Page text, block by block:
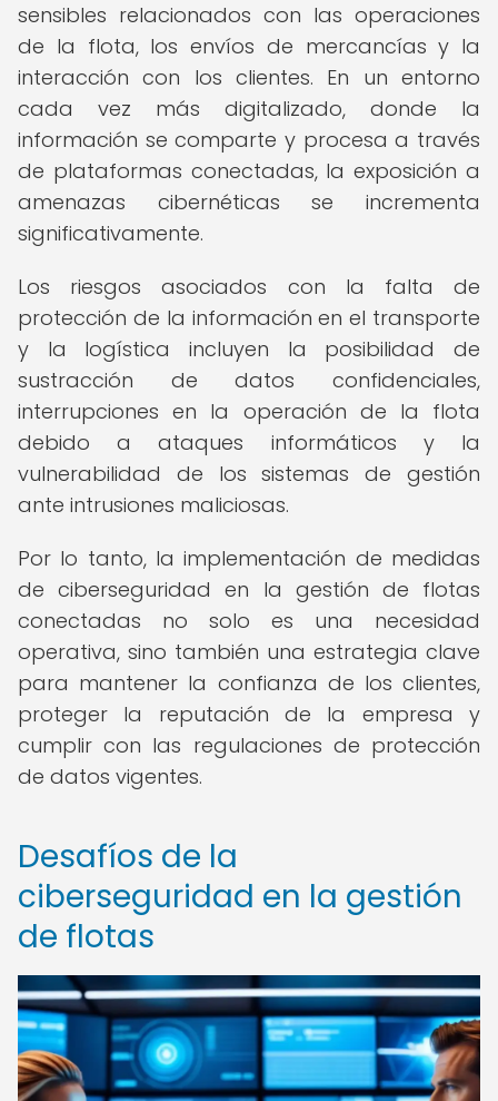
sensibles relacionados con las operaciones
de la flota, los envíos de mercancías y la
interacción con los clientes. En un entorno
cada vez más digitalizado, donde la
información se comparte y procesa a través
de plataformas conectadas, la exposición a
amenazas cibernéticas se incrementa
significativamente.
Los riesgos asociados con la falta de
protección de la información en el transporte
y la logística incluyen la posibilidad de
sustracción de datos confidenciales,
interrupciones en la operación de la flota
debido a ataques informáticos y la
vulnerabilidad de los sistemas de gestión
ante intrusiones maliciosas.
Por lo tanto, la implementación de medidas
de ciberseguridad en la gestión de flotas
conectadas no solo es una necesidad
operativa, sino también una estrategia clave
para mantener la confianza de los clientes,
proteger la reputación de la empresa y
cumplir con las regulaciones de protección
de datos vigentes.
Desafíos de la
ciberseguridad en la gestión
de flotas